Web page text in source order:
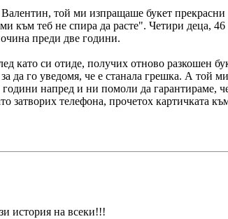
той ми изпращаше букет прекрасни
към теб не спира да расте". Четири деца,
преди две години.
като си отиде, получих отново разкошен
да го уведомя, че е станала грешка. А той
напред и ни помоли да гарантираме,
затворих телефона, прочетох картичката
история на всеки!!!